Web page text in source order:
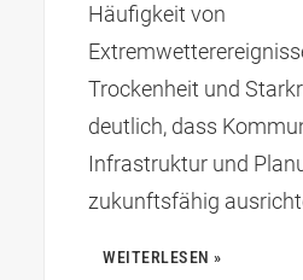
Häufigkeit von
Trockenheit und
deutlich, dass
Infrastruktur und
zukunftsfähig
WEITERLESEN »